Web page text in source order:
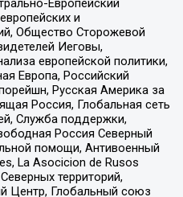
Европейский
и
Общество Сторожевой
Иеговы,
европейской политики,
Европа, Российский
Русская Америка за
Россия, Глобальная сеть
Служба поддержки,
Россия Северный
помощи, Антивоенный
La Asocicion de Rusos
территорий,
Центр, Глобальный союз